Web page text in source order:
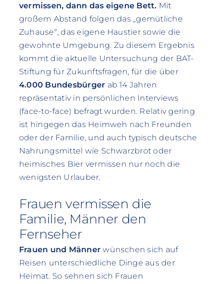
vermissen, dann das eigene Bett. Mit
großem Abstand folgen das „gemütliche
Zuhause“, das eigene Haustier sowie die
gewohnte Umgebung. Zu diesem Ergebnis
kommt die aktuelle Untersuchung der BAT-
Stiftung für Zukunftsfragen, für die über
4.000 Bundesbürger ab 14 Jahren
repräsentativ in persönlichen Interviews
(face-to-face) befragt wurden. Relativ gering
ist hingegen das Heimweh nach Freunden
oder der Familie, und auch typisch deutsche
Nahrungsmittel wie Schwarzbrot oder
heimisches Bier vermissen nur noch die
wenigsten Urlauber.
Frauen vermissen die
Familie, Männer den
Fernseher
Frauen und Männer wünschen sich auf
Reisen unterschiedliche Dinge aus der
Heimat. So sehnen sich Frauen